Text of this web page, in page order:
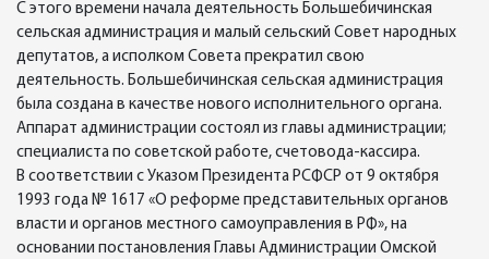
С этого времени начала деятельность Большебичинская
сельская администрация и малый сельский Совет народных
депутатов, а исполком Совета прекратил свою
деятельность. Большебичинская сельская администрация
была создана в качестве нового исполнительного органа.
Аппарат администрации состоял из главы администрации;
специалиста по советской работе, счетовода-кассира.
В соответствии с Указом Президента РСФСР от 9 октября
1993 года № 1617 «О реформе представительных органов
власти и органов местного самоуправления в РФ», на
основании постановления Главы Администрации Омской